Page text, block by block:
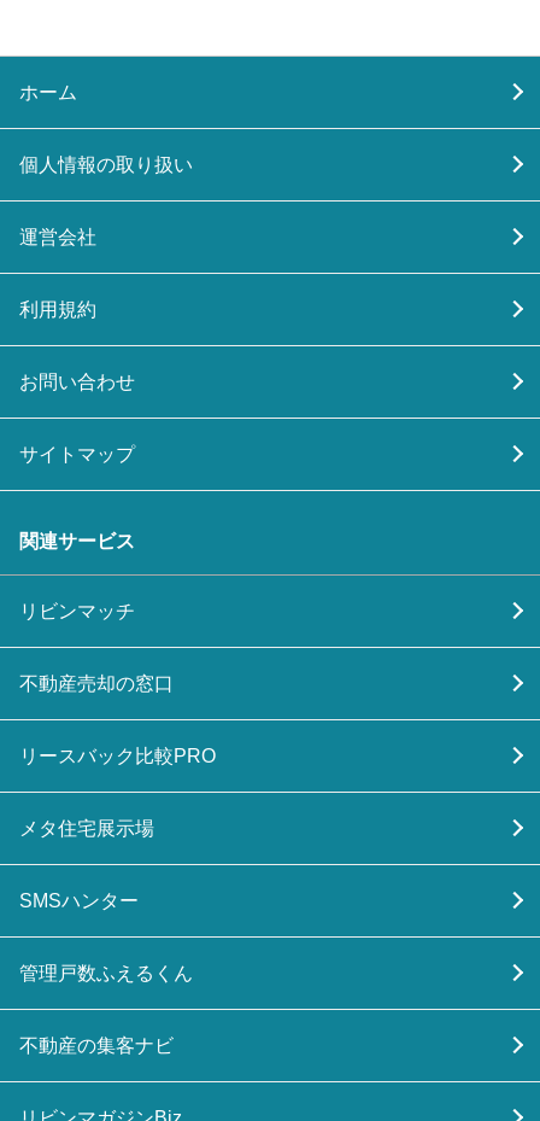
ホーム
個人情報の取り扱い
運営会社
利用規約
お問い合わせ
サイトマップ
関連サービス
リビンマッチ
不動産売却の窓口
リースバック比較PRO
メタ住宅展示場
SMSハンター
管理戸数ふえるくん
不動産の集客ナビ